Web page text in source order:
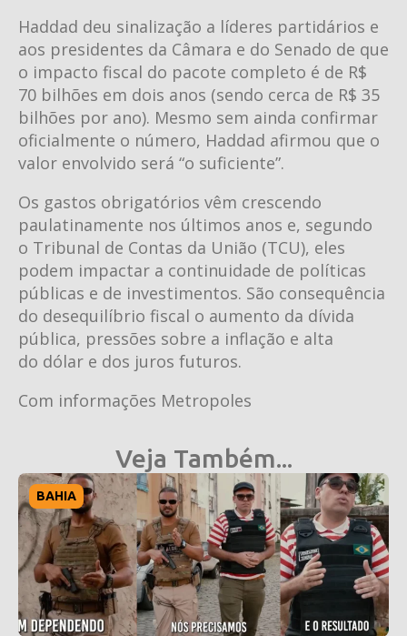
Haddad deu sinalização a líderes partidários e
aos presidentes da Câmara e do Senado de que
o impacto fiscal do pacote completo é de R$
70 bilhões em dois anos (sendo cerca de R$ 35
bilhões por ano). Mesmo sem ainda confirmar
oficialmente o número, Haddad afirmou que o
valor envolvido será “o suficiente”.
Os gastos obrigatórios vêm crescendo
paulatinamente nos últimos anos e, segundo
o Tribunal de Contas da União (TCU), eles
podem impactar a continuidade de políticas
públicas e de investimentos. São consequência
do desequilíbrio fiscal o aumento da dívida
pública, pressões sobre a inflação e alta
do dólar e dos juros futuros.
Com informações Metropoles
Veja Também...
BAHIA